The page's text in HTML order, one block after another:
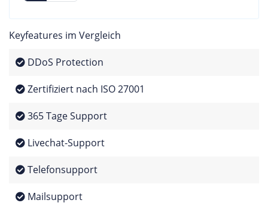
Keyfeatures im Vergleich
DDoS Protection
Zertifiziert nach ISO 27001
365 Tage Support
Livechat-Support
Telefonsupport
Mailsupport